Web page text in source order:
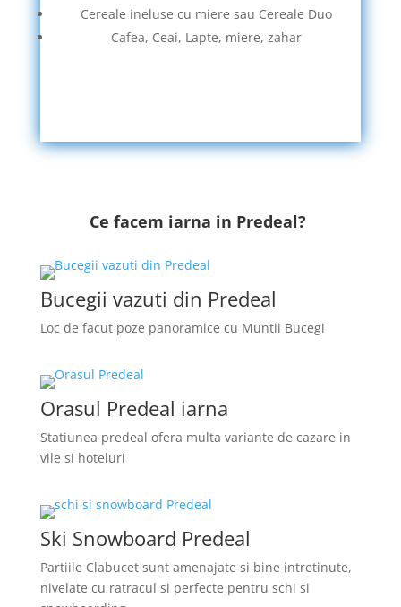
Cereale ineluse cu miere sau Cereale Duo
Cafea, Ceai, Lapte, miere, zahar
Ce facem iarna in Predeal?
Bucegii vazuti din Predeal
Loc de facut poze panoramice cu Muntii Bucegi
Orasul Predeal iarna
Statiunea predeal ofera multa variante de cazare in
vile si hoteluri
Ski Snowboard Predeal
Partiile Clabucet sunt amenajate si bine intretinute,
nivelate cu ratracul si perfecte pentru schi si